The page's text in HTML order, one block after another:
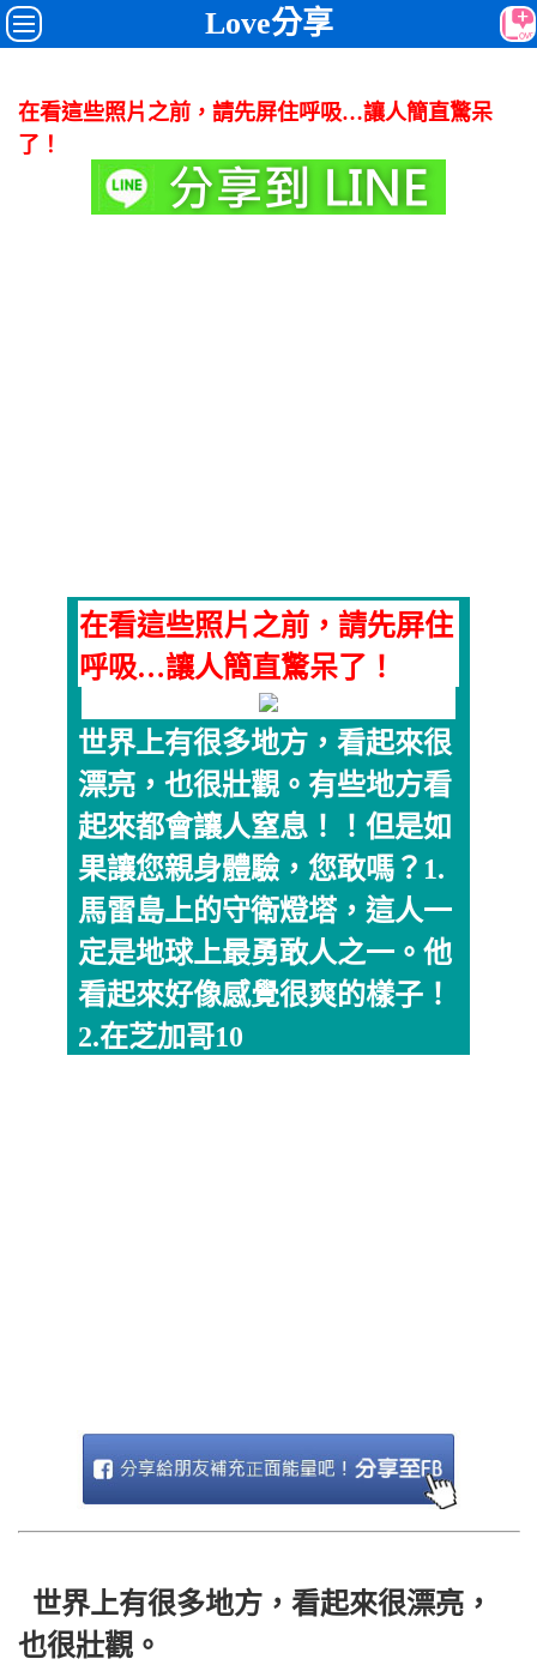
Love分享
在看這些照片之前，請先屏住呼吸…讓人簡直驚呆
了！
在看這些照片之前，請先屏住
呼吸…讓人簡直驚呆了！
世界上有很多地方，看起來很
漂亮，也很壯觀。有些地方看
起來都會讓人窒息！！但是如
果讓您親身體驗，您敢嗎？1.
馬雷島上的守衛燈塔，這人一
定是地球上最勇敢人之一。他
看起來好像感覺很爽的樣子！
2.在芝加哥10
世界上有很多地方，看起來很漂亮，
也很壯觀。